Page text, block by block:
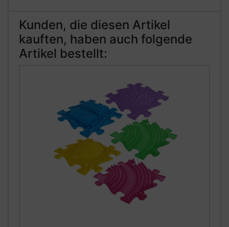
Kunden, die diesen Artikel
kauften, haben auch folgende
Artikel bestellt: